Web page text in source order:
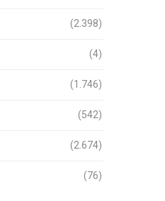
(2.398)
(4)
(1.746)
(542)
(2.674)
(76)